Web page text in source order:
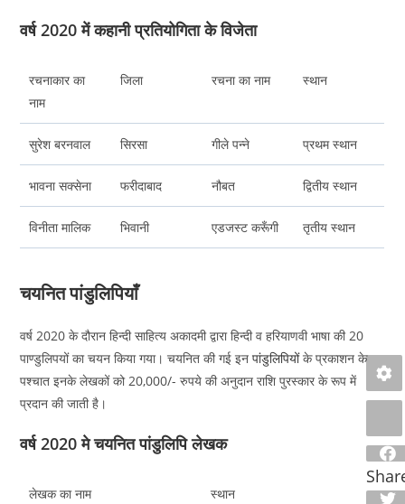
वर्ष 2020 में कहानी प्रतियोगिता के विजेता
रचनाकार का
नाम
जिला रचना का नाम स्थान
सुरेश बरनवाल सिरसा गीले पन्ने प्रथम स्थान
भावना सक्सेना फरीदाबाद नौबत द्वितीय स्थान
विनीता मालिक भिवानी एडजस्ट करूँगी तृतीय स्थान
चयनित पांडुलिपियाँ
वर्ष 2020 के दौरान हिन्दी साहित्य अकादमी द्वारा हिन्दी व हरियाणवी भाषा की 20
पाण्डुलिपयों का चयन किया गया। चयनित की गई इनपांडुलिपियोंके प्रकाशन के
पश्चात इनके लेखकों को 20,000/- रुपये की अनुदान राशि पुरस्कार के रूप में
प्रदान की जाती है।
वर्ष 2020 मे चयनित पांडुलिपि लेखक
लेखक का नाम स्थान